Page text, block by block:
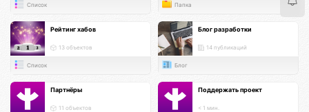
Список Папка
Рейтинг хабов
13 объектов
Список
Блог разработки
14 публикаций
Блог
Партнёры
11 объектов
Поддержать проект
< 1 мин.